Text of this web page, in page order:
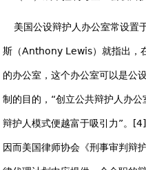
美国公设辩护人办公室常设置
斯（Anthony Lewis）就指出，
的办公室，这个办公室可以是公
制的目的，“创立公共辩护人办
辩护人模式便越富于吸引力”。
因而美国律师协会《刑事审判辩